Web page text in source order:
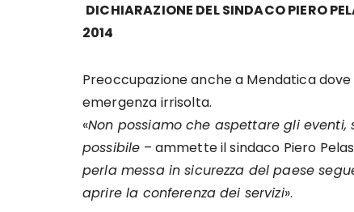
DICHIARAZIONE DEL SINDACO PIERO
2014
Preoccupazione anche a Mendatica
emergenza irrisolta.
«Non possiamo che aspettare gli
possibile – ammette il sindaco Piero
perla messa in sicurezza del paese
aprire la conferenza dei servizi».